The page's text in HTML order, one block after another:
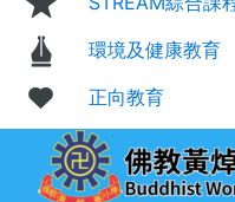
環境及健康教育
正向教育